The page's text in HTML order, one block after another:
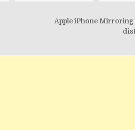
Apple iPhone Mirroring